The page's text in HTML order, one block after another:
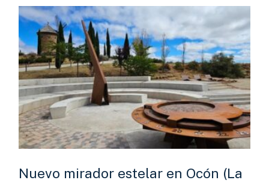
Nuevo mirador estelar en Ocón (La